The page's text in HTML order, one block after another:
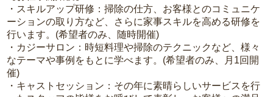
・スキルアップ研修：掃除の仕方、お客様とのコミュニケ
ーションの取り方など、さらに家事スキルを高める研修を
行います。(希望者のみ、随時開催)
・カジーサロン：時短料理や掃除のテクニックなど、様々
なテーマや事例をもとに学べます。(希望者のみ、月1回開
催)
・キャストセッション：その年に素晴らしいサービスを行